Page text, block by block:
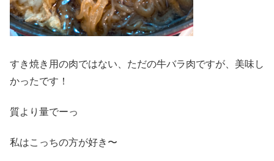
すき焼き用の肉ではない、ただの牛バラ肉ですが、美味し
かったです！
質より量でーっ
私はこっちの方が好き〜